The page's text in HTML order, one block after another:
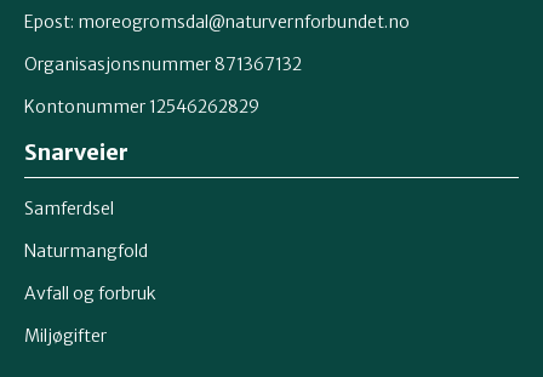
Epost: moreogromsdal@naturvernforbundet.no
Organisasjonsnummer 871367132
Kontonummer 12546262829
Snarveier
Samferdsel
Naturmangfold
Avfall og forbruk
Miljøgifter